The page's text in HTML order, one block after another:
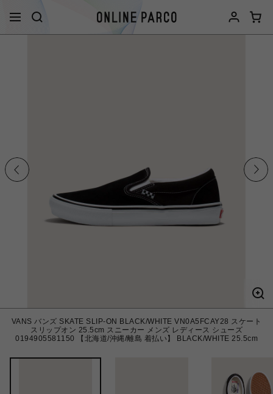
VANS バンズ SKATE SLIP-ON BLACK/WHITE VN0A5FCAY28 スケート
スリップオン 25.5cm スニーカー メンズ レディース シューズ
0194905581150 【北海道/沖縄/離島 着払い】 BLACK/WHITE 25.5cm